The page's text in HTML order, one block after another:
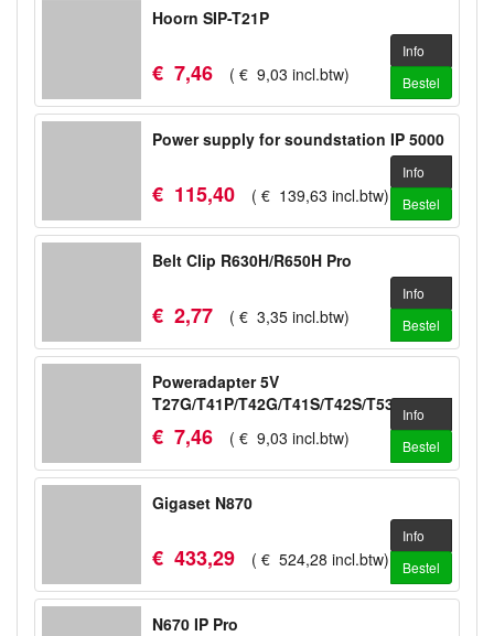
Hoorn SIP-T21P
€ 7,46 ( € 9,03 incl.btw)
Info
Bestel
Power supply for soundstation IP 5000
€ 115,40 ( € 139,63 incl.btw)
Info
Bestel
Belt Clip R630H/R650H Pro
€ 2,77 ( € 3,35 incl.btw)
Info
Bestel
Poweradapter 5V
T27G/T41P/T42G/T41S/T42S/T53/T53W/WH64
€ 7,46 ( € 9,03 incl.btw)
Info
Bestel
Gigaset N870
€ 433,29 ( € 524,28 incl.btw)
Info
Bestel
N670 IP Pro